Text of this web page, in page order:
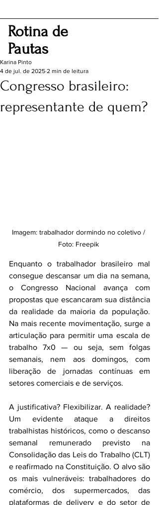
Rotina de
Pautas
Congresso brasileiro:
representante de quem?
Karina Pinto
4 de jul. de 2025 2 min de leitura
Imagem: trabalhador dormindo no coletivo /
Foto: Freepik
Enquanto o trabalhador brasileiro mal
consegue descansar um dia na semana,
o Congresso Nacional avança com
propostas que escancaram sua distância
da realidade da maioria da população.
Na mais recente movimentação, surge a
articulação para permitir uma escala de
trabalho 7x0 — ou seja, sem folgas
semanais, nem aos domingos, com
liberação de jornadas contínuas em
setores comerciais e de serviços.
A justificativa? Flexibilizar. A realidade?
Um evidente ataque a direitos
trabalhistas históricos, como o descanso
semanal remunerado previsto na
Consolidação das Leis do Trabalho (CLT)
e reafirmado na Constituição. O alvo são
os mais vulneráveis: trabalhadores do
comércio, dos supermercados, das
plataformas de delivery e do setor de